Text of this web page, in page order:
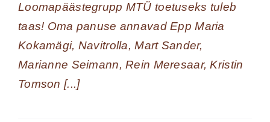
Loomapäästegrupp MTÜ toetuseks tuleb
taas! Oma panuse annavad Epp Maria
Kokamägi, Navitrolla, Mart Sander,
Marianne Seimann, Rein Meresaar, Kristin
Tomson [...]